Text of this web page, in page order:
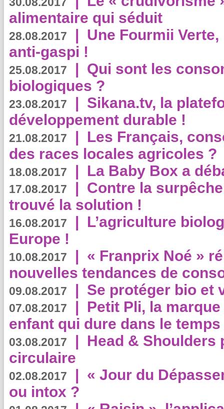
alimentaire qui séduit
28.08.2017 | Une Fourmii
anti-gaspi !
25.08.2017 | Qui sont les
biologiques ?
23.08.2017 | Sikana.tv, la
développement durable !
21.08.2017 | Les Français,
des races locales agricoles ?
18.08.2017 | La Baby Box a
17.08.2017 | Contre la
trouvé la solution !
16.08.2017 | L’agriculture
Europe !
10.08.2017 | « Franprix Noé »
nouvelles tendances de
09.08.2017 | Se protéger bio et
07.08.2017 | Petit Pli, la
enfant qui dure dans le temps
03.08.2017 | Head & Shoulders
circulaire
02.08.2017 | « Jour du
ou intox ?